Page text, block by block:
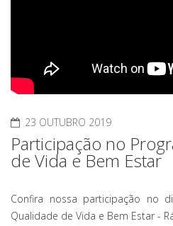
23 OUTUBRO 2019
Participação no
de Vida e Bem Estar
Confira nossa participação no
Qualidade de Vida e Bem Estar -